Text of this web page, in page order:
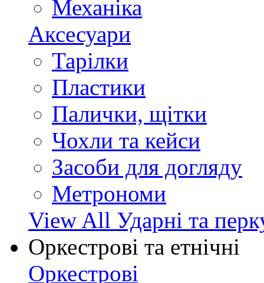
Механіка
Аксесуари
Тарілки
Пластики
Палички, щітки
Чохли та кейси
Засоби для догляду
Метрономи
View All Ударні та
Оркестрові та етнічні
Оркестрові